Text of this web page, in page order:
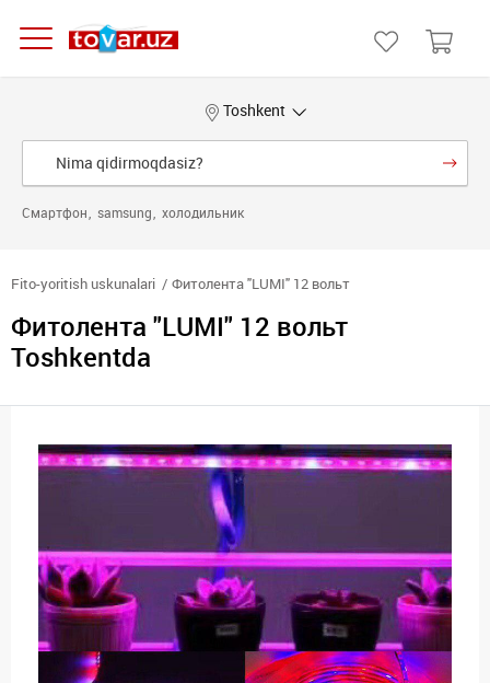
Toshkent
Смартфон samsung холодильник
Fito-yoritish uskunalari Фитолента "LUMI" 12 вольт
Фитолента "LUMI" 12 вольт
Toshkentda